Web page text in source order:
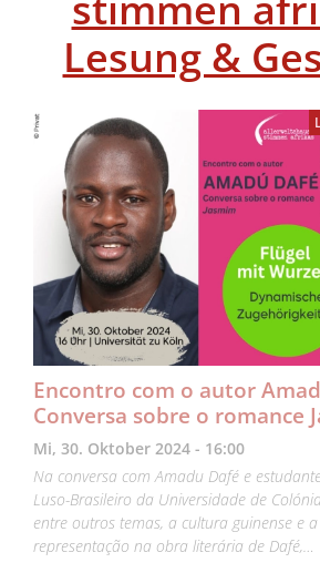
Lesung &
Encontro com o autor
Conversa sobre o romance
Mi, 30. Oktober 2024 - 16:00
Na conversa com Amadu Dafé e
Luso-Brasileiro da Universidade de
entre outros temas, a cultura guinense e
representação na obra literária de Dafé,…